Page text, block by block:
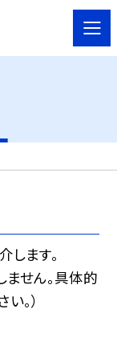
ます。
せん。具体的
。）